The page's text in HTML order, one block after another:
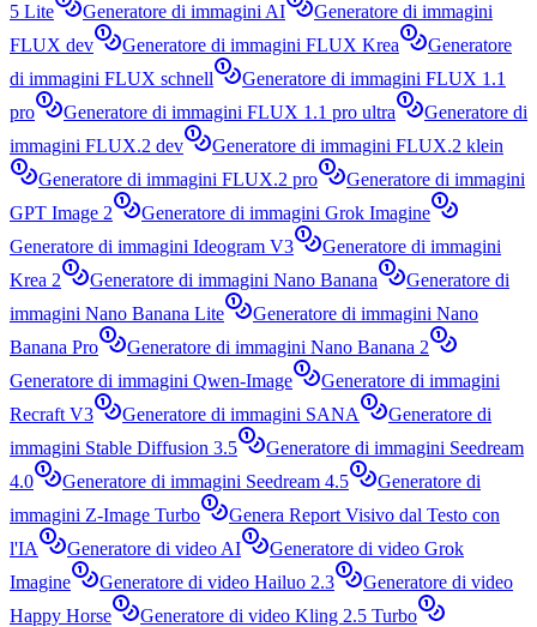
5 Lite
Generatore di immagini AI
Generatore di immagini
FLUX dev
Generatore di immagini FLUX Krea
Generatore
di immagini FLUX schnell
Generatore di immagini FLUX 1.1
pro
Generatore di immagini FLUX 1.1 pro ultra
Generatore di
immagini FLUX.2 dev
Generatore di immagini FLUX.2 klein
Generatore di immagini FLUX.2 pro
Generatore di immagini
GPT Image 2
Generatore di immagini Grok Imagine
Generatore di immagini Ideogram V3
Generatore di immagini
Krea 2
Generatore di immagini Nano Banana
Generatore di
immagini Nano Banana Lite
Generatore di immagini Nano
Banana Pro
Generatore di immagini Nano Banana 2
Generatore di immagini Qwen-Image
Generatore di immagini
Recraft V3
Generatore di immagini SANA
Generatore di
immagini Stable Diffusion 3.5
Generatore di immagini Seedream
4.0
Generatore di immagini Seedream 4.5
Generatore di
immagini Z-Image Turbo
Genera Report Visivo dal Testo con
l'IA
Generatore di video AI
Generatore di video Grok
Imagine
Generatore di video Hailuo 2.3
Generatore di video
Happy Horse
Generatore di video Kling 2.5 Turbo